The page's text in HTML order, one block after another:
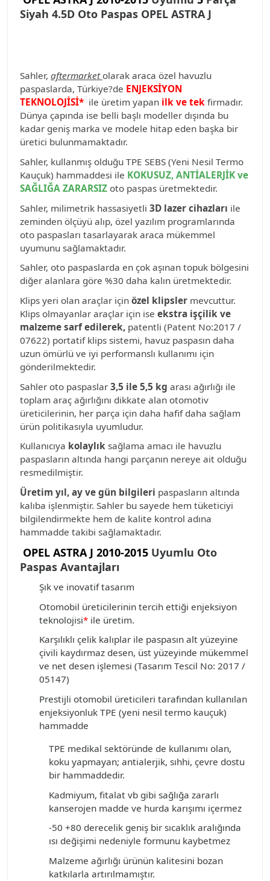
Siyah 4.5D Oto Paspas OPEL ASTRA J
Sahler, aftermarket olarak araca özel havuzlu
paspaslarda, Türkiye?de ENJEKSİYON
TEKNOLOJİSİ* ile üretim yapan ilk ve tek firmadır.
Dünya çapında ise belli başlı modeller dışında bu
kadar geniş marka ve modele hitap eden başka bir
üretici bulunmamaktadır.
Sahler, kullanmış olduğu TPE SEBS (Yeni Nesil Termo
Kauçuk) hammaddesi ile KOKUSUZ, ANTİALERJİK ve
SAĞLIĞA ZARARSIZ oto paspas üretmektedir.
Sahler, milimetrik hassasiyetli 3D lazer cihazları ile
zeminden ölçüyü alıp, özel yazılım programlarında
oto paspasları tasarlayarak araca mükemmel
uyumunu sağlamaktadır.
Sahler, oto paspaslarda en çok aşınan topuk bölgesini
diğer alanlara göre %30 daha kalın üretmektedir.
Klips yeri olan araçlar için özel klipsler mevcuttur.
Klips olmayanlar araçlar için ise ekstra işçilik ve
malzeme sarf edilerek, patentli (Patent No:2017 /
07622) portatif klips sistemi, havuz paspasın daha
uzun ömürlü ve iyi performanslı kullanımı için
gönderilmektedir.
Sahler oto paspaslar 3,5 ile 5,5 kg arası ağırlığı ile
toplam araç ağırlığını dikkate alan otomotiv
üreticilerinin, her parça için daha hafif daha sağlam
ürün politikasıyla uyumludur.
Kullanıcıya kolaylık sağlama amacı ile havuzlu
paspasların altında hangi parçanın nereye ait olduğu
resmedilmiştir.
Üretim yıl, ay ve gün bilgileri paspasların altında
kalıba işlenmiştir. Sahler bu sayede hem tüketiciyi
bilgilendirmekte hem de kalite kontrol adına
hammadde takibi sağlamaktadır.
OPEL ASTRA J 2010-2015 Uyumlu Oto
Paspas Avantajları
Şık ve inovatif tasarım
Otomobil üreticilerinin tercih ettiği enjeksiyon
teknolojisi* ile üretim.
Karşılıklı çelik kalıplar ile paspasın alt yüzeyine
çivili kaydırmaz desen, üst yüzeyinde mükemmel
ve net desen işlemesi (Tasarım Tescil No: 2017 /
05147)
Prestijli otomobil üreticileri tarafından kullanılan
enjeksiyonluk TPE (yeni nesil termo kauçuk)
hammadde
TPE medikal sektöründe de kullanımı olan,
koku yapmayan; antialerjik, sıhhi, çevre dostu
bir hammaddedir.
Kadmiyum, fitalat vb gibi sağlığa zararlı
kanserojen madde ve hurda karışımı içermez
-50 +80 derecelik geniş bir sıcaklık aralığında
ısı değişimi nedeniyle formunu kaybetmez
Malzeme ağırlığı ürünün kalitesini bozan
katkılarla artırılmamıştır.